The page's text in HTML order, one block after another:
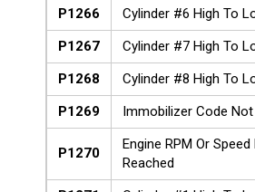
P1266
Cylinder #6 High To
P1267
Cylinder #7 High To
P1268
Cylinder #8 High To
P1269
Immobilizer Code
P1270
Engine RPM Or
Reached